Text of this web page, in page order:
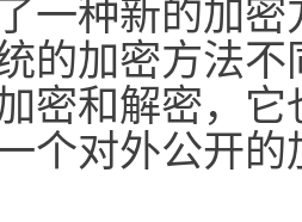
一种新的加
的加密方法
密和解密，
个对外公开